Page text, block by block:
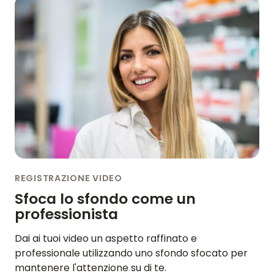
REGISTRAZIONE VIDEO
Sfoca lo sfondo come un
professionista
Dai ai tuoi video un aspetto raffinato e
professionale utilizzando uno sfondo sfocato per
mantenere l'attenzione su di te.